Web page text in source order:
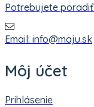
Potrebujete
Email: info@maju.sk
Môj účet
Prihlásenie